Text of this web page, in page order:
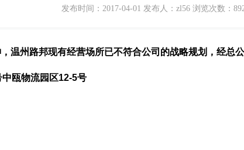
发布时间： 2017-04-01 发布人： zl56 浏览次数：
温州路邦现有经营场所已不符合公司的战略规划，经
瓯物流园区12-5号